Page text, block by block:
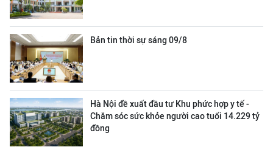
Bản tin thời sự sáng 09/8
Hà Nội đề xuất đầu tư Khu phức hợp y tế -
Chăm sóc sức khỏe người cao tuổi 14.229 tỷ
đồng